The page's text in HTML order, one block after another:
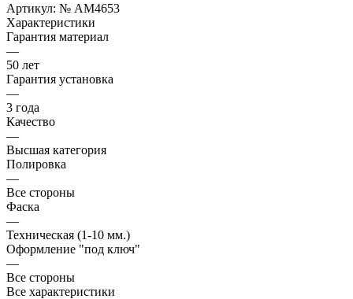
Артикул: № AM4653
Характеристики
Гарантия материал
—
50 лет
Гарантия установка
—
3 года
Качество
—
Высшая категория
Полировка
—
Все стороны
Фаска
—
Техническая (1-10 мм.)
Оформление "под ключ"
—
Все стороны
Все характеристики